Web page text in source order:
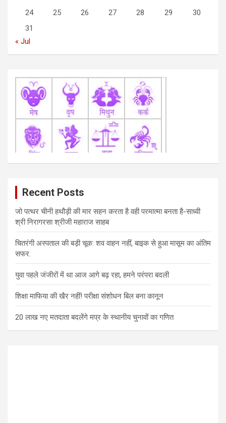
24
25 26 27 28 29
30
31
« Jul
Recent Posts
जो पत्थर चीनी हथौड़ी की मार सहन करता है वही परमात्मा बनता है-साध्वी
श्री निरागरसा श्रीजी महाराज साहब
चितरंगी अस्पताल की बड़ी चूक: शव वाहन नहीं, बाइक से हुआ मासूम का अंतिम
सफर.
युवा पहले जंजीरों में था आज आगे बढ़ रहा, हमने परंपरा बदली
शिक्षा माफिया की खैर नहीं! परीक्षा संशोधन बिल बना कानून
20 लाख नए मतदाता बदलेंगे मप्र के स्थानीय चुनावों का गणित